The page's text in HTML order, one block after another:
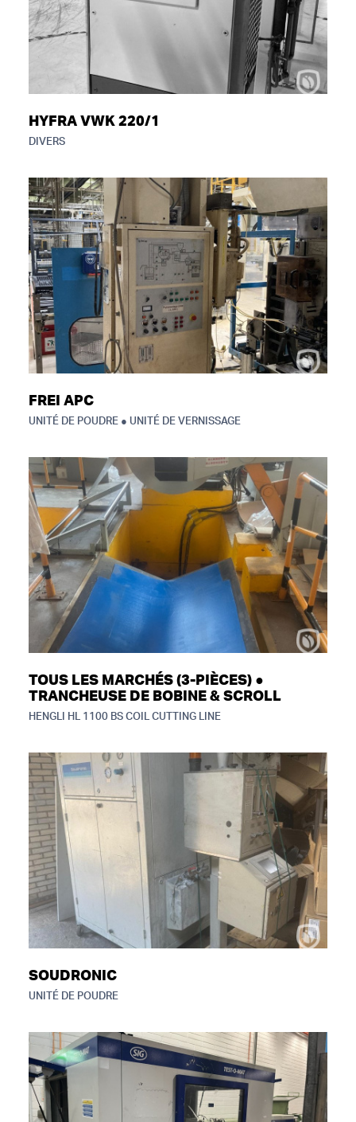
HYFRA VWK 220/1
DIVERS
FREI APC
UNITÉ DE POUDRE ● UNITÉ DE VERNISSAGE
TOUS LES MARCHÉS (3-PIÈCES) ●
TRANCHEUSE DE BOBINE & SCROLL
HENGLI HL 1100 BS COIL CUTTING LINE
SOUDRONIC
UNITÉ DE POUDRE